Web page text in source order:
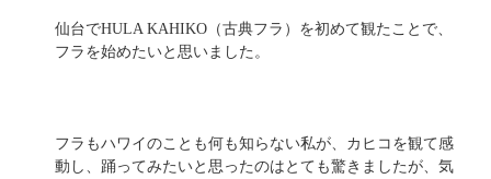
仙台でHULA KAHIKO（古典フラ）を初めて観たことで、
フラを始めたいと思いました。
フラもハワイのことも何も知らない私が、カヒコを観て感
動し、踊ってみたいと思ったのはとても驚きましたが、気